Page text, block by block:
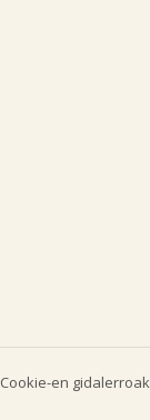
Cookie-en gidalerroak